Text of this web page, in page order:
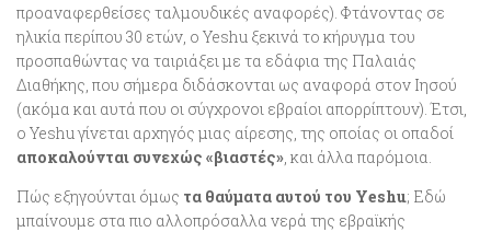
προαναφερθείσες ταλμουδικές αναφορές). Φτάνοντας σε
ηλικία περίπου 30 ετών, ο Yeshu ξεκινά το κήρυγμα του
προσπαθώντας να ταιριάξει με τα εδάφια της Παλαιάς
Διαθήκης, που σήμερα διδάσκονται ως αναφορά στον Ιησού
(ακόμα και αυτά που οι σύγχρονοι εβραίοι απορρίπτουν). Έτσι,
ο Yeshu γίνεται αρχηγός μιας αίρεσης, της οποίας οι οπαδοί
αποκαλούνται συνεχώς «βιαστές», και άλλα παρόμοια.
Πώς εξηγούνται όμως τα θαύματα αυτού του Yeshu; Εδώ
μπαίνουμε στα πιο αλλοπρόσαλλα νερά της εβραϊκής